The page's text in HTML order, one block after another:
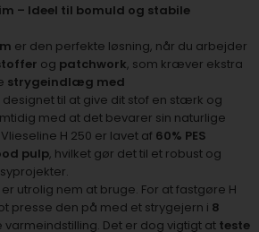
– Ideel til bomuld og stabile
er den perfekte løsning, når du arbejder
og patchwork, som kræver ekstra
strygeindlæg med
designet til at give dit stof en stærk og
med at det bevarer sin naturlige
H 250 er lavet af 60% PES
pulp, hvilket gør det til et robust og
er utrolig nem at bruge. For at fastgøre H
presse den på med et strygejern i 8
Det er dog vigtigt at teste